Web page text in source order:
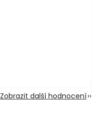
Zobrazit další hodnocení